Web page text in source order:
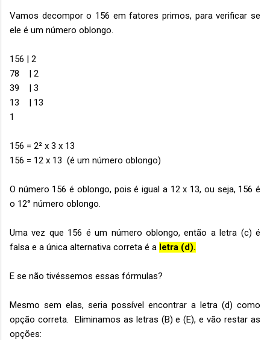
Vamos decompor o 156 em fatores primos, para verificar se
ele é um número oblongo.
156 | 2
78 | 2
39 | 3
13 | 13
1
156 = 2² x 3 x 13
156 = 12 x 13 (é um número oblongo)
O número 156 é oblongo, pois é igual a 12 x 13, ou seja, 156 é
o 12° número oblongo.
Uma vez que 156 é um número oblongo, então a letra (c) é
falsa e a única alternativa correta é a letra (d).
E se não tivéssemos essas fórmulas?
Mesmo sem elas, seria possível encontrar a letra (d) como
opção correta. Eliminamos as letras (B) e (E), e vão restar as
opções: